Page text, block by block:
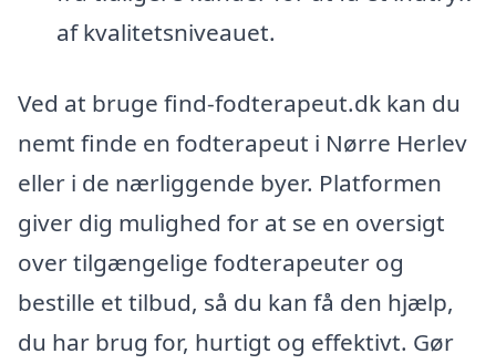
af kvalitetsniveauet.
Ved at bruge find-fodterapeut.dk kan du
nemt finde en fodterapeut i Nørre Herlev
eller i de nærliggende byer. Platformen
giver dig mulighed for at se en oversigt
over tilgængelige fodterapeuter og
bestille et tilbud, så du kan få den hjælp,
du har brug for, hurtigt og effektivt. Gør